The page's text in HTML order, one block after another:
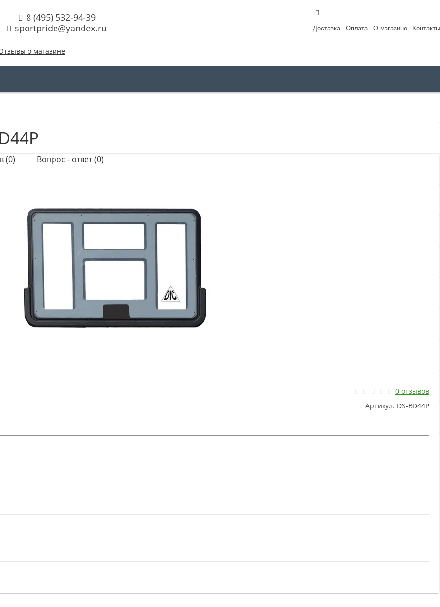
Доставка Оплата О магазине Контакты
8 (495) 532-94-39
sportpride@yandex.ru
о магазине
(0) Вопрос - ответ (0)
0 отзывов
Артикул: DS-BD44P